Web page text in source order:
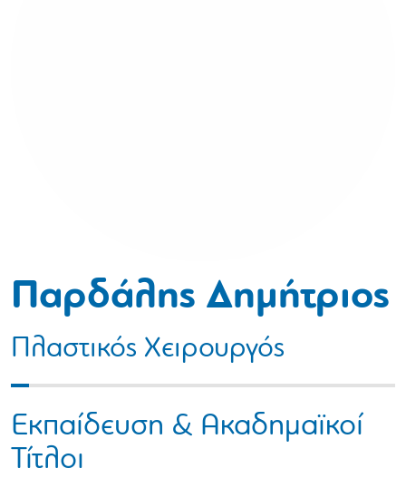
Παρδάλης Δημήτριος
Πλαστικός Χειρουργός
Εκπαίδευση & Ακαδημαϊκοί
Τίτλοι